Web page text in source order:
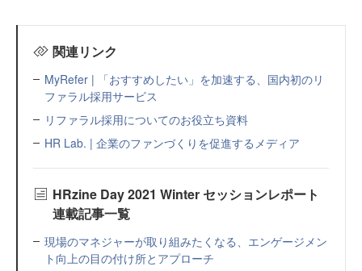
関連リンク
MyRefer | 「おすすめしたい」を加速する、国内初のリ
ファラル採用サービス
リファラル採用についてのお役立ち資料
HR Lab. | 企業のファンづくりを促進するメディア
HRzine Day 2021 Winter セッションレポート
連載記事一覧
現場のマネジャーが取り組みたくなる、エンゲージメン
ト向上の目の付け所とアプローチ